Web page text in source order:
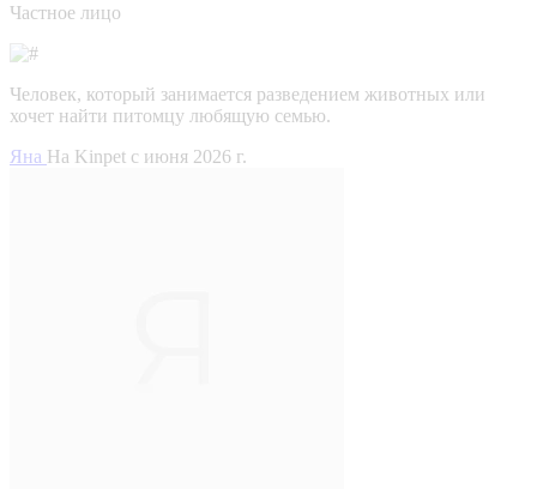
Частное лицо
Человек, который занимается разведением животных или
хочет найти питомцу любящую семью.
Яна На Kinpet c июня 2026 г.